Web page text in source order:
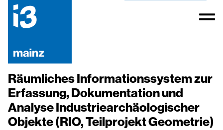
Räumliches Informationssystem zur
Erfassung, Dokumentation und
Analyse Industriearchäologischer
Objekte (RIO, Teilprojekt Geometrie)